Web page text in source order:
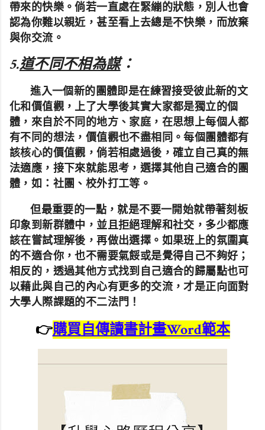
帶來的快樂。倘若一直處在緊繃的狀態，別人也會
認為你難以親近，甚至看上去總是不快樂，而放棄
與你交流。
5.道不同不相為謀：
進入一個新的團體即是在練習接受彼此新的文
化和價值觀，上了大學後其實大家都是獨立的個
體，來自於不同的地方、家庭，在思想上每個人都
有不同的想法，價值觀也不盡相同。每個團體都有
該核心的價值觀，倘若相處過後，確立自己真的無
法適應，接下來就能思考，選擇其他自己適合的團
體，如：社團、校外打工等。
但最重要的一點，就是不要一開始就帶著刻板
印象到新群體中，並且拒絕理解和社交，多少都應
該在嘗試理解後，再做出選擇。如果班上的氛圍真
的不適合你，也不需要氣餒或是覺得自己不夠好；
相反的，透過其他方式找到自己適合的歸屬點也可
以藉此與自己的內心有更多的交流，才是正向面對
大學人際課題的不二法門！
👉購買自傳讀書計畫Word範本